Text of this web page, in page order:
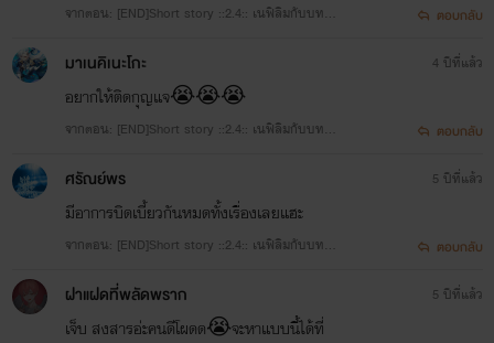
จากตอน: [END]Short story ::2.4:: เนฟิลิมกับบทบา
Manipulation/suicide/toxic relationship
ตอบกลับ
มาเนคิเนะโกะ
อยากให้ติดกุญแจ😭😭😭
จากตอน: [END]Short story ::2.4:: เนฟิลิมกับบทบา
Manipulation/suicide/toxic relationship
4 ปีที่แล้ว
ตอบกลับ
ศรัณย์พร
มีอาการบิดเบี้ยวกันหมดทั้งเรื่องเลยแฮะ
จากตอน: [END]Short story ::2.4:: เนฟิลิมกับบทบา
Manipulation/suicide/toxic relationship
5 ปีที่แล้ว
ตอบกลับ
ฝาแฝดที่พลัดพราก
เจ็บ สงสารอ่ะคนดีโผดด😭จะหาแบบนี้ได้ที่
5 ปีที่แล้ว